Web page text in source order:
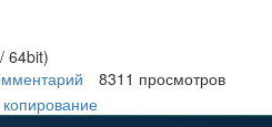
64bit)
8311 просмотров